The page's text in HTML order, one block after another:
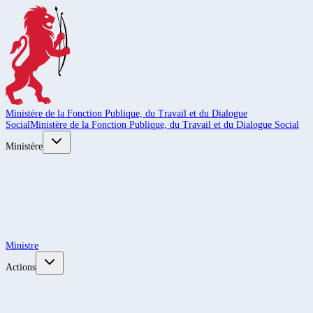
Ministère de la Fonction Publique, du Travail et du Dialogue
SocialMinistère de la Fonction Publique, du Travail et du Dialogue Social
Ministère
Ministre
Actions